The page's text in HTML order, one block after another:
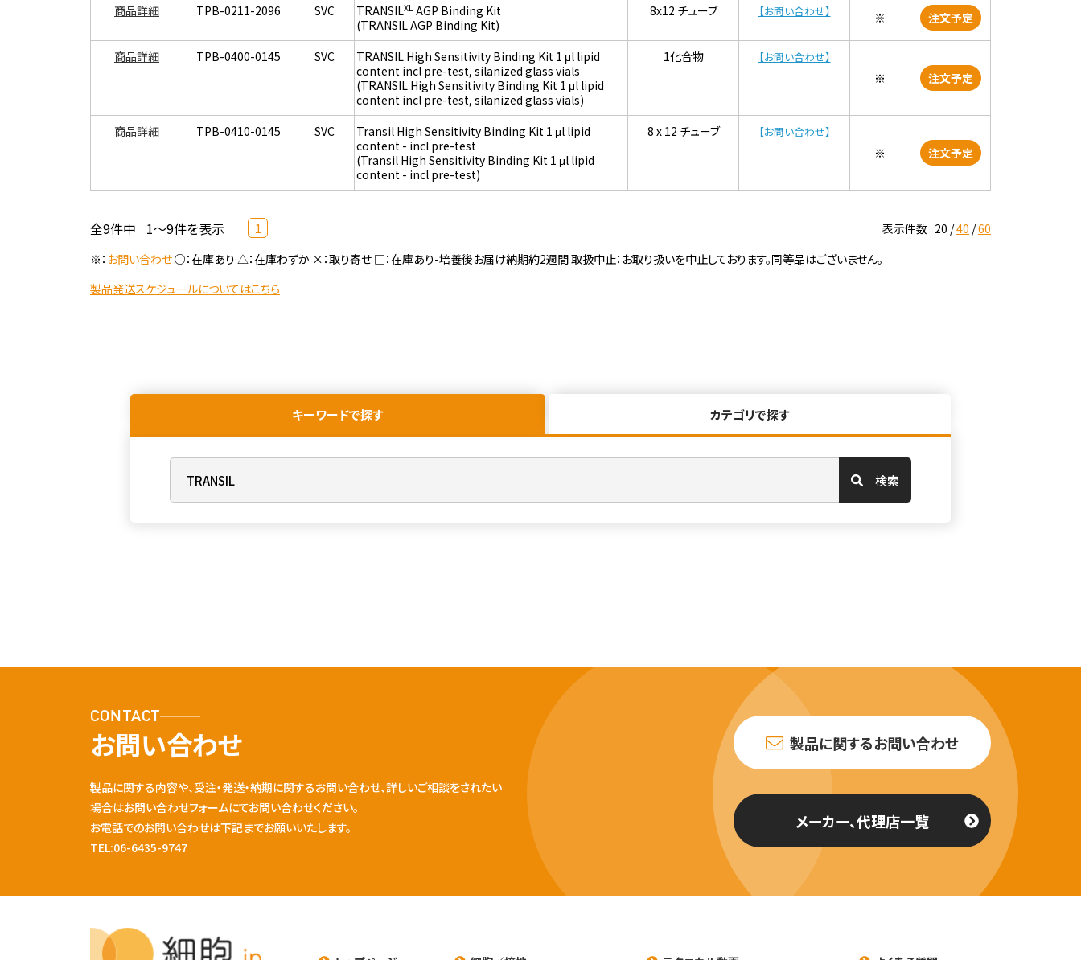
商品詳細 TPB-0211-2096 SVC TRANSILXL AGP Binding Kit
(TRANSIL AGP Binding Kit)
8x12 チューブ 【お問い合わせ】 ※ 注文予定
商品詳細 TPB-0400-0145 SVC
TRANSIL High Sensitivity Binding Kit 1 μl lipid
content incl pre-test, silanized glass vials
(TRANSIL High Sensitivity Binding Kit 1 μl lipid
content incl pre-test, silanized glass vials)
1化合物 【お問い合わせ】
※ 注文予定
商品詳細 TPB-0410-0145 SVC
Transil High Sensitivity Binding Kit 1 μl lipid
content - incl pre-test
(Transil High Sensitivity Binding Kit 1 μl lipid
content - incl pre-test)
8 x 12 チューブ 【お問い合わせ】
※ 注文予定
全9件中 1～9件を表示 1 表示件数 20 40 60
※： お問い合わせ○：在庫あり △：在庫わずか ×：取り寄せ □：在庫あり-培養後お届け納期約2週間 取扱中止：お取り扱いを中止しております。同等品はございません。
製品発送スケジュールについてはこちら
キーワードで探す カテゴリで探す
検索
CONTACT
お問い合わせ
製品に関する内容や、受注・発送・納期に関するお問い合わせ、詳しいご相談をされたい
場合はお問い合わせフォームにてお問い合わせください。
お電話でのお問い合わせは下記までお願いいたします。
TEL:06-6435-9747
製品に関するお問い合わせ
メーカー、代理店一覧